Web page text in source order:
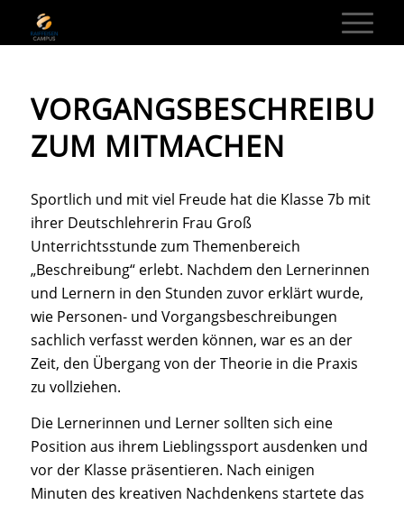
ZUM MITMACHEN
Sportlich und mit viel Freude hat die Klasse 7b mit
ihrer Deutschlehrerin Frau Groß
Unterrichtsstunde zum Themenbereich
„Beschreibung“ erlebt. Nachdem den Lernerinnen
und Lernern in den Stunden zuvor erklärt wurde,
wie Personen- und Vorgangsbeschreibungen
sachlich verfasst werden können, war es an der
Zeit, den Übergang von der Theorie in die Praxis
zu vollziehen.
Die Lernerinnen und Lerner sollten sich eine
Position aus ihrem Lieblingssport ausdenken und
vor der Klasse präsentieren. Nach einigen
Minuten des kreativen Nachdenkens startete das